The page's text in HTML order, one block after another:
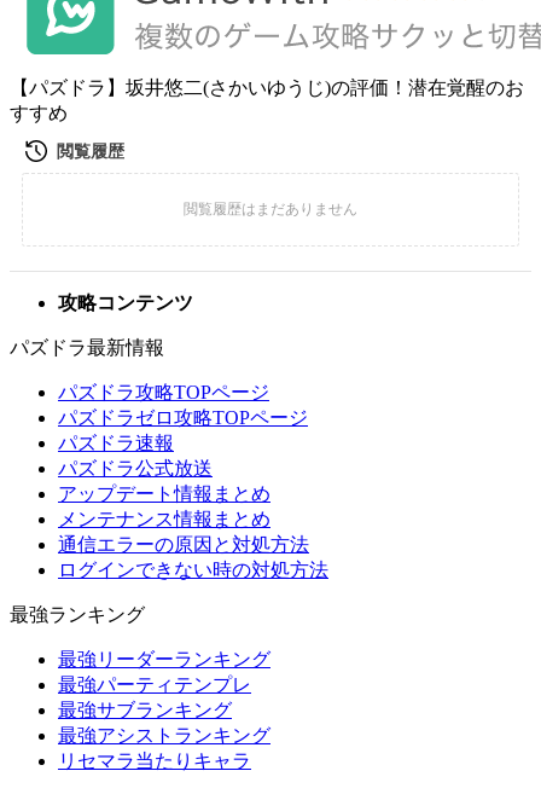
【パズドラ】坂井悠二(さかいゆうじ)の評価！潜在覚醒のお
すすめ
攻略コンテンツ
パズドラ最新情報
パズドラ攻略TOPページ
パズドラゼロ攻略TOPページ
パズドラ速報
パズドラ公式放送
アップデート情報まとめ
メンテナンス情報まとめ
通信エラーの原因と対処方法
ログインできない時の対処方法
最強ランキング
最強リーダーランキング
最強パーティテンプレ
最強サブランキング
最強アシストランキング
リセマラ当たりキャラ